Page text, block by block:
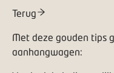
Terug
Met deze gouden tips
aanhangwagen: